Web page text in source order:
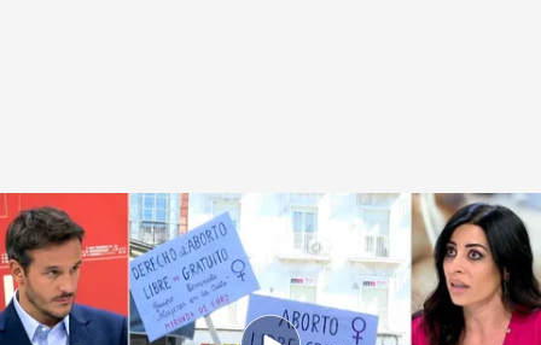
Un registro de objetores de conciencia para garantizar que se cumpla la
Ley del Aborto
Redacción digital Noticias Cuatro
30 SEP 2024 - 20:36h.